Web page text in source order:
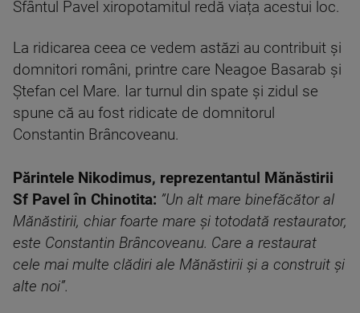
Sfântul Pavel xiropotamitul redă viața acestui loc.
La ridicarea ceea ce vedem astăzi au contribuit și
domnitori români, printre care Neagoe Basarab și
Ștefan cel Mare. Iar turnul din spate și zidul se
spune că au fost ridicate de domnitorul
Constantin Brâncoveanu.
Părintele Nikodimus, reprezentantul Mănăstirii
Sf Pavel în Chinotita: ”Un alt mare binefăcător al
Mănăstirii, chiar foarte mare și totodată restaurator,
este Constantin Brâncoveanu. Care a restaurat
cele mai multe clădiri ale Mănăstirii și a construit și
alte noi”.